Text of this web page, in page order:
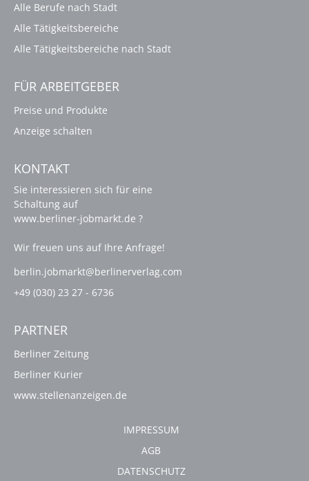
Alle Berufe nach Stadt
Alle Tätigkeitsbereiche
Alle Tätigkeitsbereiche nach Stadt
FÜR ARBEITGEBER
Preise und Produkte
Anzeige schalten
KONTAKT
Sie interessieren sich für eine
Schaltung auf
www.berliner-jobmarkt.de ?
Wir freuen uns auf Ihre Anfrage!
berlin.jobmarkt@berlinerverlag.com
+49 (030) 23 27 - 6736
PARTNER
Berliner Zeitung
Berliner Kurier
www.stellenanzeigen.de
IMPRESSUM
AGB
DATENSCHUTZ